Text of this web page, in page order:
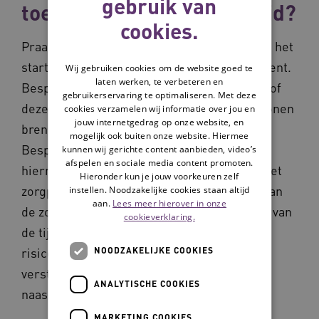
toezicht of zorg in nabijheid?
Praat hierover met de cliënt en zijn naasten, het
startgesprek is hiervoor een geschikt moment.
Bespreek hoe je als organisatie dit toezicht of
deze zorg in nabijheid gaat borgen. Thuis wonen
brengt risico’s met zich mee voor de cliënt.
Bespreek deze risico’s en overleg hoe je
hiermee omgaat. Leg de afspraken vast in het
zorgplan en neem dit mee in de evaluaties van
de zorg en ondersteuning. Omdat in de loop van
de tijd cliënten en naasten anders tegen de
risico’s aan kunnen gaan kijken, is het
verstandig om dit gesprek met de cliënt en
naasten regelmatig opnieuw te voeren.
cookies.
Wij gebruiken cookies om de website goed te
laten werken, te verbeteren en
gebruikerservaring te optimaliseren. Met deze
cookies verzamelen wij informatie over jou en
jouw internetgedrag op onze website, en
mogelijk ook buiten onze website. Hiermee
kunnen wij gerichte content aanbieden, video’s
afspelen en sociale media content promoten.
Hieronder kun je jouw voorkeuren zelf
instellen. Noodzakelijke cookies staan altijd
aan. Lees meer hierover in onze
cookieverklaring.
NOODZAKELIJKE COOKIES
ANALYTISCHE COOKIES
MARKETING COOKIES